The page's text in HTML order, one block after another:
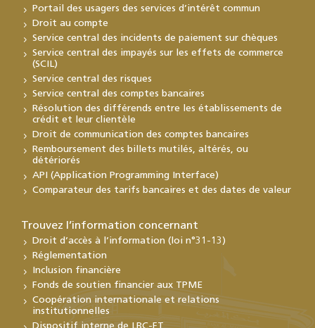
Portail des usagers des services d’intérêt commun
Droit au compte
Service central des incidents de paiement sur chèques
Service central des impayés sur les effets de commerce
(SCIL)
Service central des risques
Service central des comptes bancaires
Résolution des différends entre les établissements de
crédit et leur clientèle
Droit de communication des comptes bancaires
Remboursement des billets mutilés, altérés, ou
détériorés
API (Application Programming Interface)
Comparateur des tarifs bancaires et des dates de valeur
Trouvez l’information concernant
Droit d’accès à l’information (loi n°31-13)
Réglementation
Inclusion financière
Fonds de soutien financier aux TPME
Coopération internationale et relations
institutionnelles